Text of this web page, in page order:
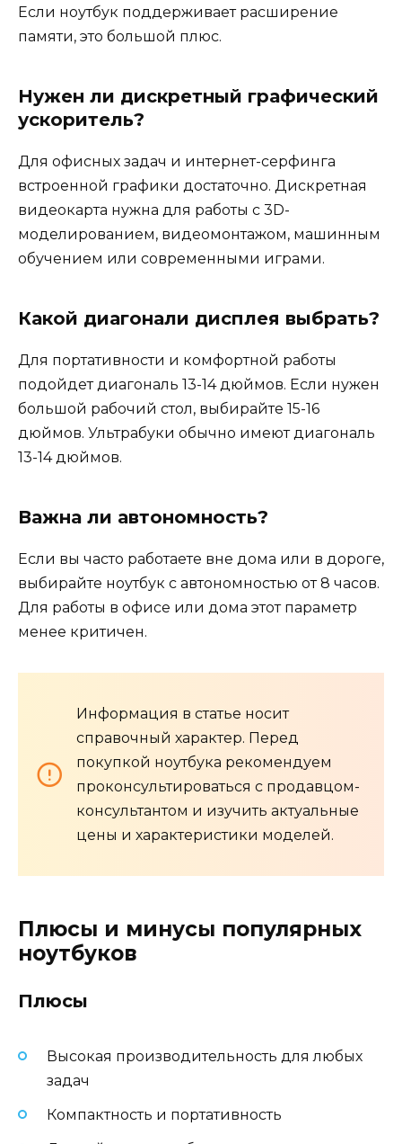
Если ноутбук поддерживает расширение
памяти, это большой плюс.
Нужен ли дискретный графический
ускоритель?
Для офисных задач и интернет-серфинга
встроенной графики достаточно. Дискретная
видеокарта нужна для работы с 3D-
моделированием, видеомонтажом, машинным
обучением или современными играми.
Какой диагонали дисплея выбрать?
Для портативности и комфортной работы
подойдет диагональ 13-14 дюймов. Если нужен
большой рабочий стол, выбирайте 15-16
дюймов. Ультрабуки обычно имеют диагональ
13-14 дюймов.
Важна ли автономность?
Если вы часто работаете вне дома или в дороге,
выбирайте ноутбук с автономностью от 8 часов.
Для работы в офисе или дома этот параметр
менее критичен.
Информация в статье носит
справочный характер. Перед
покупкой ноутбука рекомендуем
проконсультироваться с продавцом-
консультантом и изучить актуальные
цены и характеристики моделей.
Плюсы и минусы популярных
ноутбуков
Плюсы
Высокая производительность для любых
задач
Компактность и портативность